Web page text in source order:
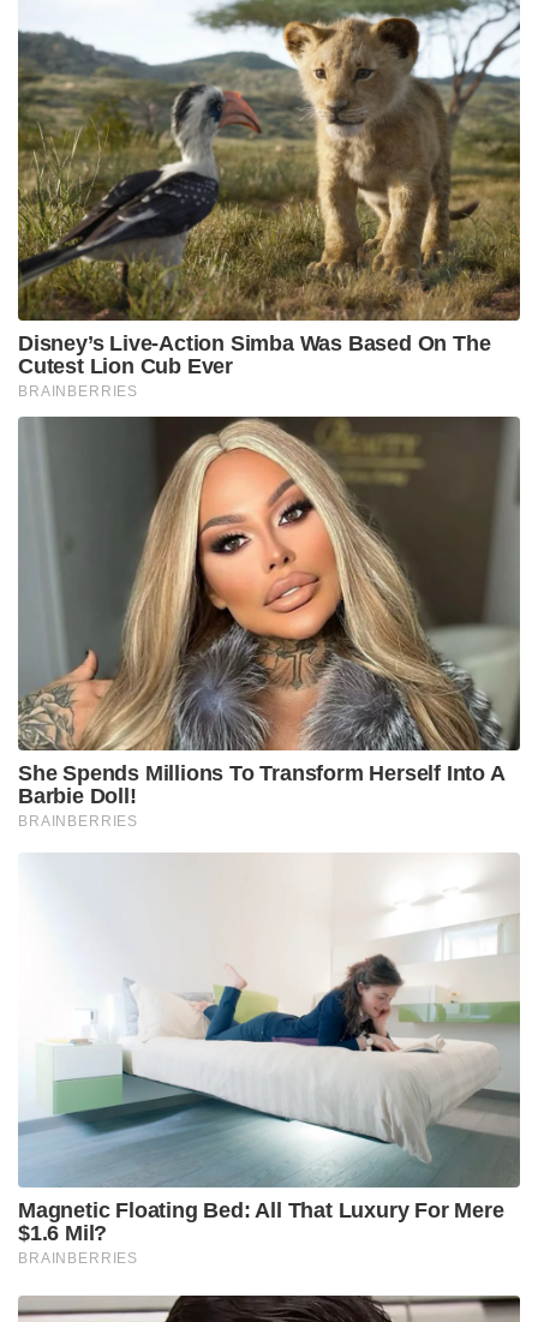
Disney’s Live-Action Simba Was Based On The
Cutest Lion Cub Ever
BRAINBERRIES
She Spends Millions To Transform Herself Into A
Barbie Doll!
BRAINBERRIES
Magnetic Floating Bed: All That Luxury For Mere
$1.6 Mil?
BRAINBERRIES